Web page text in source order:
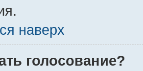
наверх
голосование?